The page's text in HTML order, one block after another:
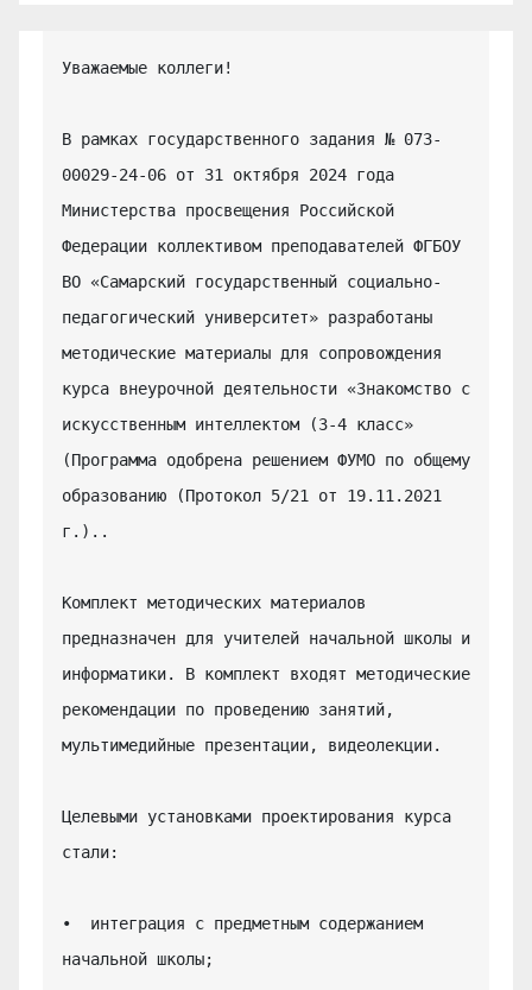
Уважаемые коллеги!
В рамках государственного задания № 073-
00029-24-06 от 31 октября 2024 года
Министерства просвещения Российской
Федерации коллективом преподавателей ФГБОУ
ВО «Самарский государственный социально-
педагогический университет» разработаны
методические материалы для сопровождения
курса внеурочной деятельности «Знакомство с
искусственным интеллектом (3-4 класс»
(Программа одобрена решением ФУМО по общему
образованию (Протокол 5/21 от 19.11.2021
г.)..
Комплект методических материалов
предназначен для учителей начальной школы и
информатики. В комплект входят методические
рекомендации по проведению занятий,
мультимедийные презентации, видеолекции.
Целевыми установками проектирования курса
стали:
•  интеграция с предметным содержанием
начальной школы;